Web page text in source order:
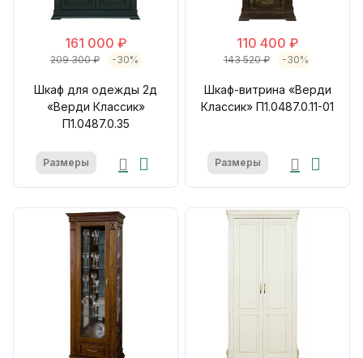
161 000 ₽
209 300 ₽ -30%
Шкаф для одежды 2д
«Верди Классик»
П1.0487.0.35
Размеры
110 400 ₽
143 520 ₽ -30%
Шкаф-витрина «Верди
Классик» П1.0487.0.11-01
Размеры